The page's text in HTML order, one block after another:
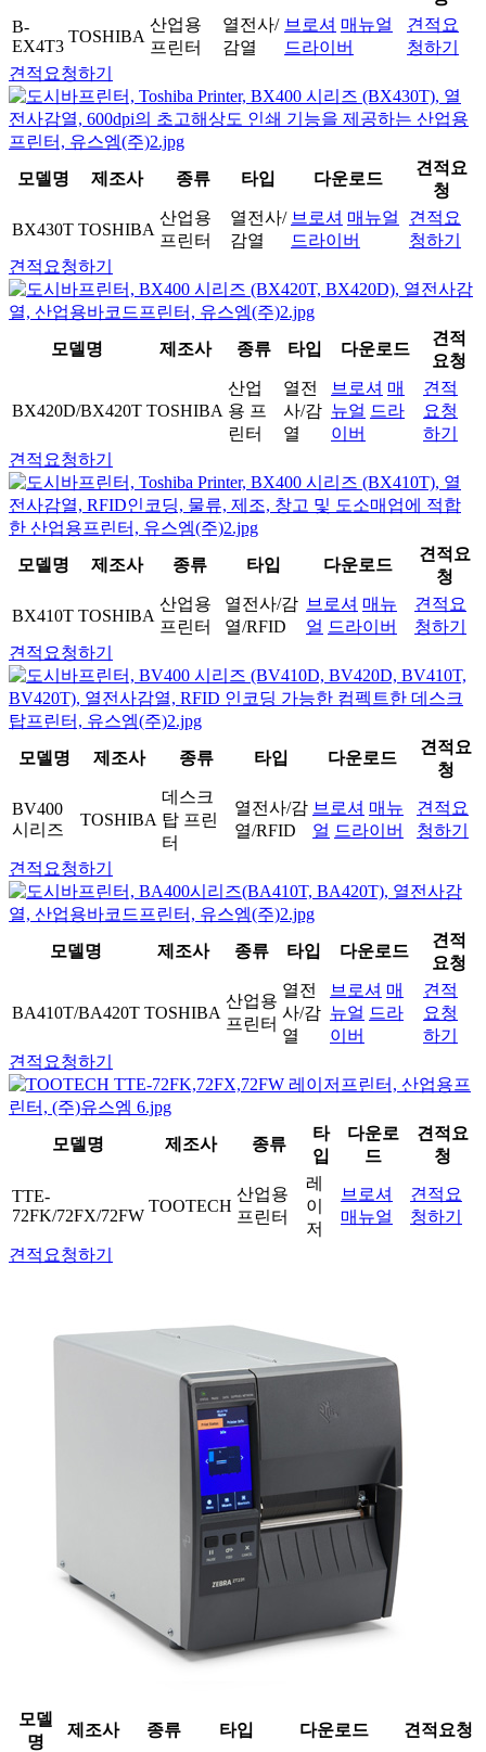
B-
EX4T3
TOSHIBA
산업용
프린터
열전사/
감열
브로셔 매뉴얼
드라이버
견적요
청하기
견적요청하기
모델명 제조사 종류 타입 다운로드
견적요
청
BX430T TOSHIBA
산업용
프린터
열전사/
감열
브로셔 매뉴얼
드라이버
견적요
청하기
견적요청하기
모델명 제조사 종류 타입 다운로드
견적
요청
BX420D/BX420T TOSHIBA
산업
용 프
린터
열전
사/감
열
브로셔 매
뉴얼 드라
이버
견적
요청
하기
견적요청하기
모델명 제조사 종류 타입 다운로드
견적요
청
BX410T TOSHIBA
산업용
프린터
열전사/감
열/RFID
브로셔 매뉴
얼 드라이버
견적요
청하기
견적요청하기
모델명 제조사 종류 타입 다운로드
견적요
청
BV400
시리즈
TOSHIBA
데스크
탑 프린
터
열전사/감
열/RFID
브로셔 매뉴
얼 드라이버
견적요
청하기
견적요청하기
모델명 제조사 종류 타입 다운로드
견적
요청
BA410T/BA420T TOSHIBA
산업용
프린터
열전
사/감
열
브로셔 매
뉴얼 드라
이버
견적
요청
하기
견적요청하기
모델명 제조사 종류
타
입
다운로
드
견적요
청
TTE-
72FK/72FX/72FW
TOOTECH
산업용
프린터
레
이
저
브로셔
매뉴얼
견적요
청하기
견적요청하기
모델
명
제조사 종류 타입 다운로드 견적요청